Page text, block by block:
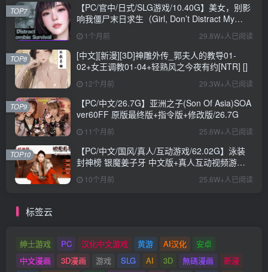
【PC/官中/日式/SLG游戏/10.40G】美女，别影
响我僵尸末日求生（Girl, Don’t Distract My
Zombie Survival）官中步兵版+日式SLG游戏
+10.40G
1个月前 29.8W+人已阅读
TOP7
[中文][新漫][3D]神雕外传_郭夫人的教导01-
02+女王调教01-04+轻熟风之今夜有约[NTR] []
12个月前 29.3W+人已阅读
TOP8
【PC/中文/26.7G】亚洲之子(Son Of Asia)SOA
ver60FF 原版最终版+指令版+修改版/26.7G
11个月前 25.6W+人已阅读
TOP9
【PC/中文/国风/真人/互动游戏/62.02G】泳装
封神榜 银魔姜子牙 中文版+真人互动视频游戏
+62.02G
10个月前 25.6W+人已阅读
TOP10
标签云
绅士游戏 PC 汉化中文游戏 黄游 AI汉化
安卓
中文漫画
3D漫画 游戏 SLG AI 3D 無碼漫画
新漫